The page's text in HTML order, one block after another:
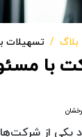
بلاگ تسهیلات
با
یکی از